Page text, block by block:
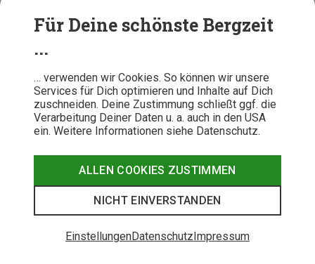
Für Deine schönste Bergzeit
...
… verwenden wir Cookies. So können wir unsere
Services für Dich optimieren und Inhalte auf Dich
zuschneiden. Deine Zustimmung schließt ggf. die
Verarbeitung Deiner Daten u. a. auch in den USA
ein. Weitere Informationen siehe Datenschutz.
ALLEN COOKIES ZUSTIMMEN
NICHT EINVERSTANDEN
EinstellungenDatenschutzImpressum
Osprey Sportlite 25
Leichter, gut organisierter Rucksack für